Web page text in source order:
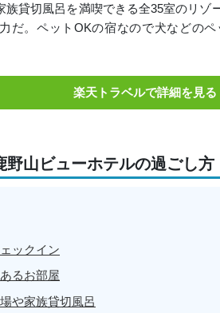
族貸切風呂を満喫できる全35室のリゾ
だ。ペットOKの宿なので犬などの
楽天トラベルで詳細を見る
山ビューホテルの過ごし方
ックイン
るお部屋
や家族貸切風呂